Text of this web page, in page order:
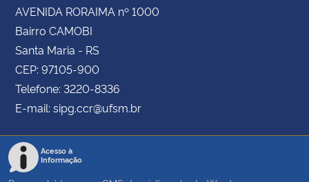
AVENIDA RORAIMA nº 1000
Bairro CAMOBI
Santa Maria - RS
CEP: 97105-900
Telefone: 3220-8336
E-mail: sipg.ccr@ufsm.br
Acesso à
Informação